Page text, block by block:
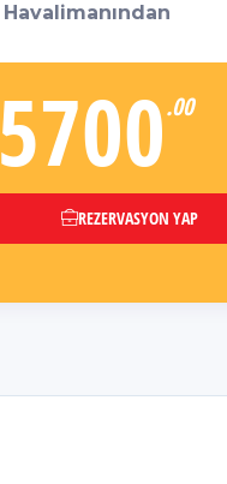
Havalimanından
5700.00
REZERVASYON YAP